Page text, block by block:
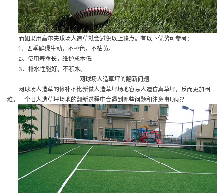
而如果用高尔夫球场人造草就会避免以上缺点。有以下优势可参考：
1、四季鲜绿生动，不掉色，不枯黄。
2、使用寿命长，维护成本低
3、排水性能好，不积水。
网球场人造草坪的翻新问题
网球场人造草的修补不比新做人造草坪场地容易人造仿真草坪，反而更加困
难，一个旧人造草坪场地的翻新过程中会遇到哪些问题和注意事项呢？